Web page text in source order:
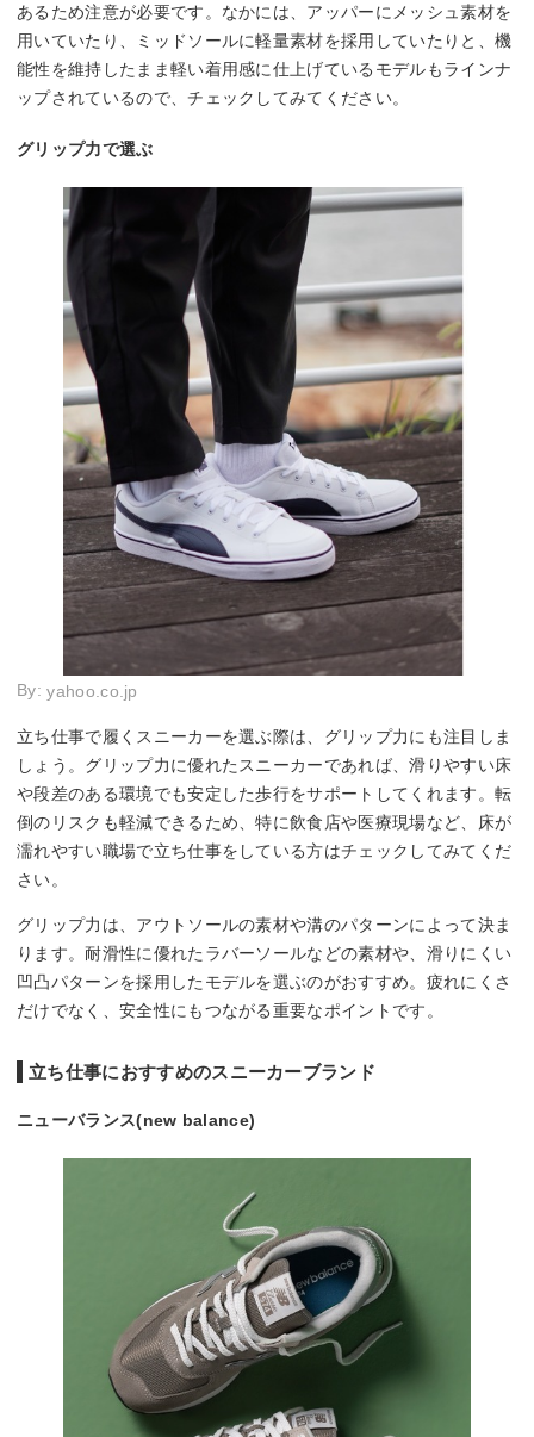
あるため注意が必要です。なかには、アッパーにメッシュ素材を
用いていたり、ミッドソールに軽量素材を採用していたりと、機
能性を維持したまま軽い着用感に仕上げているモデルもラインナ
ップされているので、チェックしてみてください。
グリップ力で選ぶ
By:yahoo.co.jp
立ち仕事で履くスニーカーを選ぶ際は、グリップ力にも注目しま
しょう。グリップ力に優れたスニーカーであれば、滑りやすい床
や段差のある環境でも安定した歩行をサポートしてくれます。転
倒のリスクも軽減できるため、特に飲食店や医療現場など、床が
濡れやすい職場で立ち仕事をしている方はチェックしてみてくだ
さい。
グリップ力は、アウトソールの素材や溝のパターンによって決ま
ります。耐滑性に優れたラバーソールなどの素材や、滑りにくい
凹凸パターンを採用したモデルを選ぶのがおすすめ。疲れにくさ
だけでなく、安全性にもつながる重要なポイントです。
立ち仕事におすすめのスニーカーブランド
ニューバランス(new balance)